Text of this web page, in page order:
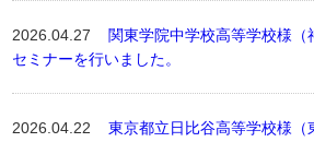
2026.04.27 関東学院中学校高等学校様
セミナーを行いました。
2026.04.22東京都立日比谷高等学校様（